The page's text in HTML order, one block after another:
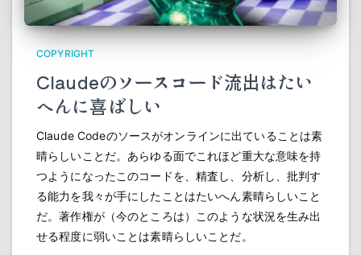
COPYRIGHT
Claudeのソースコード流出はたい
へんに喜ばしい
Claude Codeのソースがオンラインに出ていることは素
晴らしいことだ。あらゆる面でこれほど重大な意味を持
つようになったこのコードを、精査し、分析し、批判す
る能力を我々が手にしたことはたいへん素晴らしいこと
だ。著作権が（今のところは）このような状況を生み出
せる程度に弱いことは素晴らしいことだ。